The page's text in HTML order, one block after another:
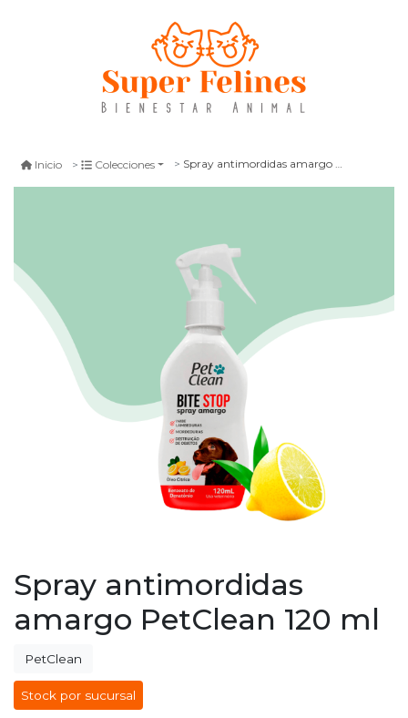
Inicio Colecciones Spray antimordidas amargo petclean 120 ml
Spray antimordidas
amargo PetClean 120 ml
PetClean
Stock por sucursal